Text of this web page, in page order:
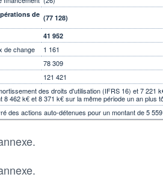
de (77 128)
41 952
de change
1 161
78 309
121 421
des droits d'utilisation (IFRS 16) et 7 221
462 k€ et 8 371 k€ sur la même période un an plus
des actions auto-détenues pour un montant de 5